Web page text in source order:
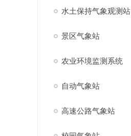
水土保持气象观测站
景区气象站
农业环境监测系统
自动气象站
高速公路气象站